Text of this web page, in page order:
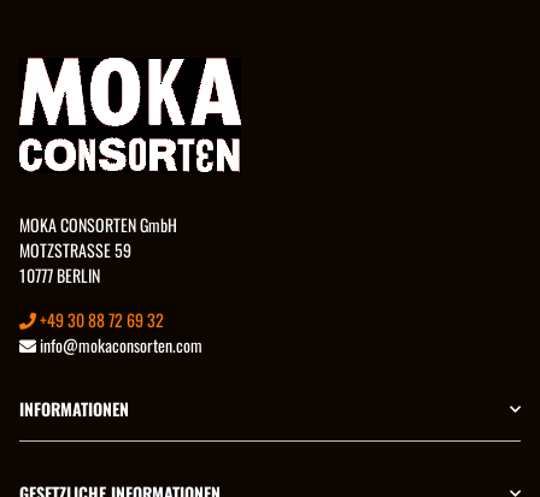
MOKA CONSORTEN GmbH
MOTZSTRASSE 59
10777 BERLIN
+49 30 88 72 69 32
info@mokaconsorten.com
INFORMATIONEN